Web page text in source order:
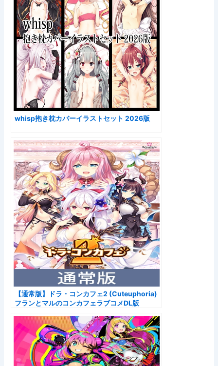
whisp抱き枕カバーイラストセット 2026版
【通常版】ドラ・コンカフェ2 (Cuteuphoria)
フランとマルのコンカフェラブコメDL版